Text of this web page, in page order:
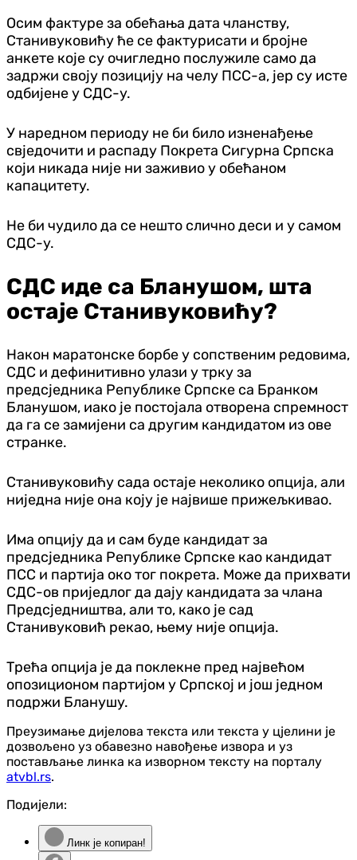
Осим фактуре за обећања дата чланству,
Станивуковићу ће се фактурисати и бројне
анкете које су очигледно послужиле само да
задржи своју позицију на челу ПСС-а, јер су исте
одбијене у СДС-у.
У наредном периоду не би било изненађење
свједочити и распаду Покрета Сигурна Српска
који никада није ни заживио у обећаном
капацитету.
Не би чудило да се нешто слично деси и у самом
СДС-у.
СДС иде са Бланушом, шта
остаје Станивуковићу?
Након маратонске борбе у сопственим редовима,
СДС и дефинитивно улази у трку за
предсједника Републике Српске са Бранком
Бланушом, иако је постојала отворена спремност
да га се замијени са другим кандидатом из ове
странке.
Станивуковићу сада остаје неколико опција, али
ниједна није она коју је највише прижељкивао.
Има опцију да и сам буде кандидат за
предсједника Републике Српске као кандидат
ПСС и партија око тог покрета. Може да прихвати
СДС-ов приједлог да дају кандидата за члана
Предсједништва, али то, како је сад
Станивуковић рекао, њему није опција.
Трећа опција је да поклекне пред највећом
опозиционом партијом у Српској и још једном
подржи Бланушу.
Преузимање дијелова текста или текста у цјелини је
дозвољено уз обавезно навођење извора и уз
постављање линка ка изворном тексту на порталу
atvbl.rs.
Подијели:
Линк је копиран!